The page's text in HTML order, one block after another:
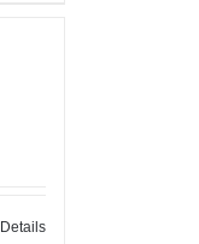
Details